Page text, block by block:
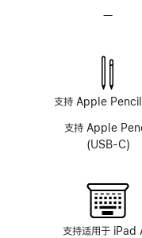
—
像
系
统
支持 Apple
支持 Apple
(USB-C)
支持适用于 iPad